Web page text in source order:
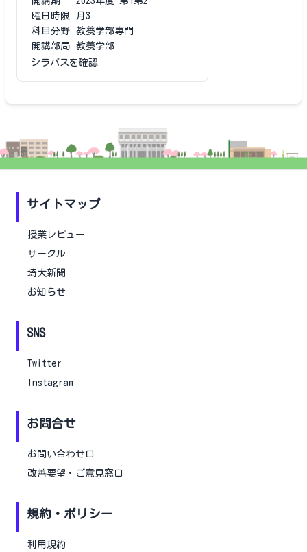
曜日時限
月3
科目分野
教養学部専門
開講部局
教養学部
シラバスを確認
サイトマップ
授業レビュー
サークル
埼大新聞
お知らせ
SNS
Twitter
Instagram
お問合せ
お問い合わせ口
改善要望・ご意見窓口
規約・ポリシー
利用規約